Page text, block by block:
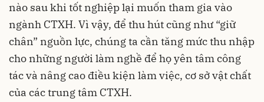
nào sau khi tốt nghiệp lại muốn tham gia vào
ngành CTXH. Vì vậy, để thu hút cũng như “giữ
chân” nguồn lực, chúng ta cần tăng mức thu nhập
cho những người làm nghề để họ yên tâm công
tác và nâng cao điều kiện làm việc, cơ sở vật chất
của các trung tâm CTXH.